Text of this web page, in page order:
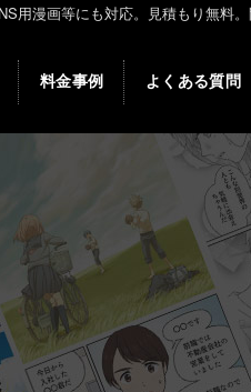
用漫画等にも対応。見積もり無料
料金事例 よくある質問